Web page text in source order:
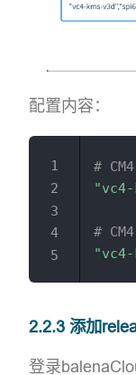
配置内容：
#
"vc4-
#
"vc4-
2.2.3 添加
登录